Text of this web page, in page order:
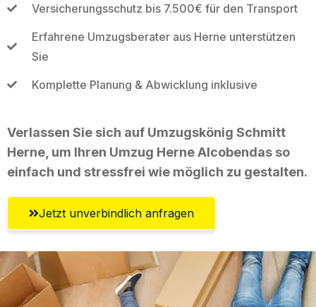
Versicherungsschutz bis 7.500€ für den Transport
Erfahrene Umzugsberater aus Herne unterstützen
Sie
Komplette Planung & Abwicklung inklusive
Verlassen Sie sich auf Umzugskönig Schmitt
Herne, um Ihren Umzug Herne Alcobendas so
einfach und stressfrei wie möglich zu gestalten.
Jetzt unverbindlich anfragen